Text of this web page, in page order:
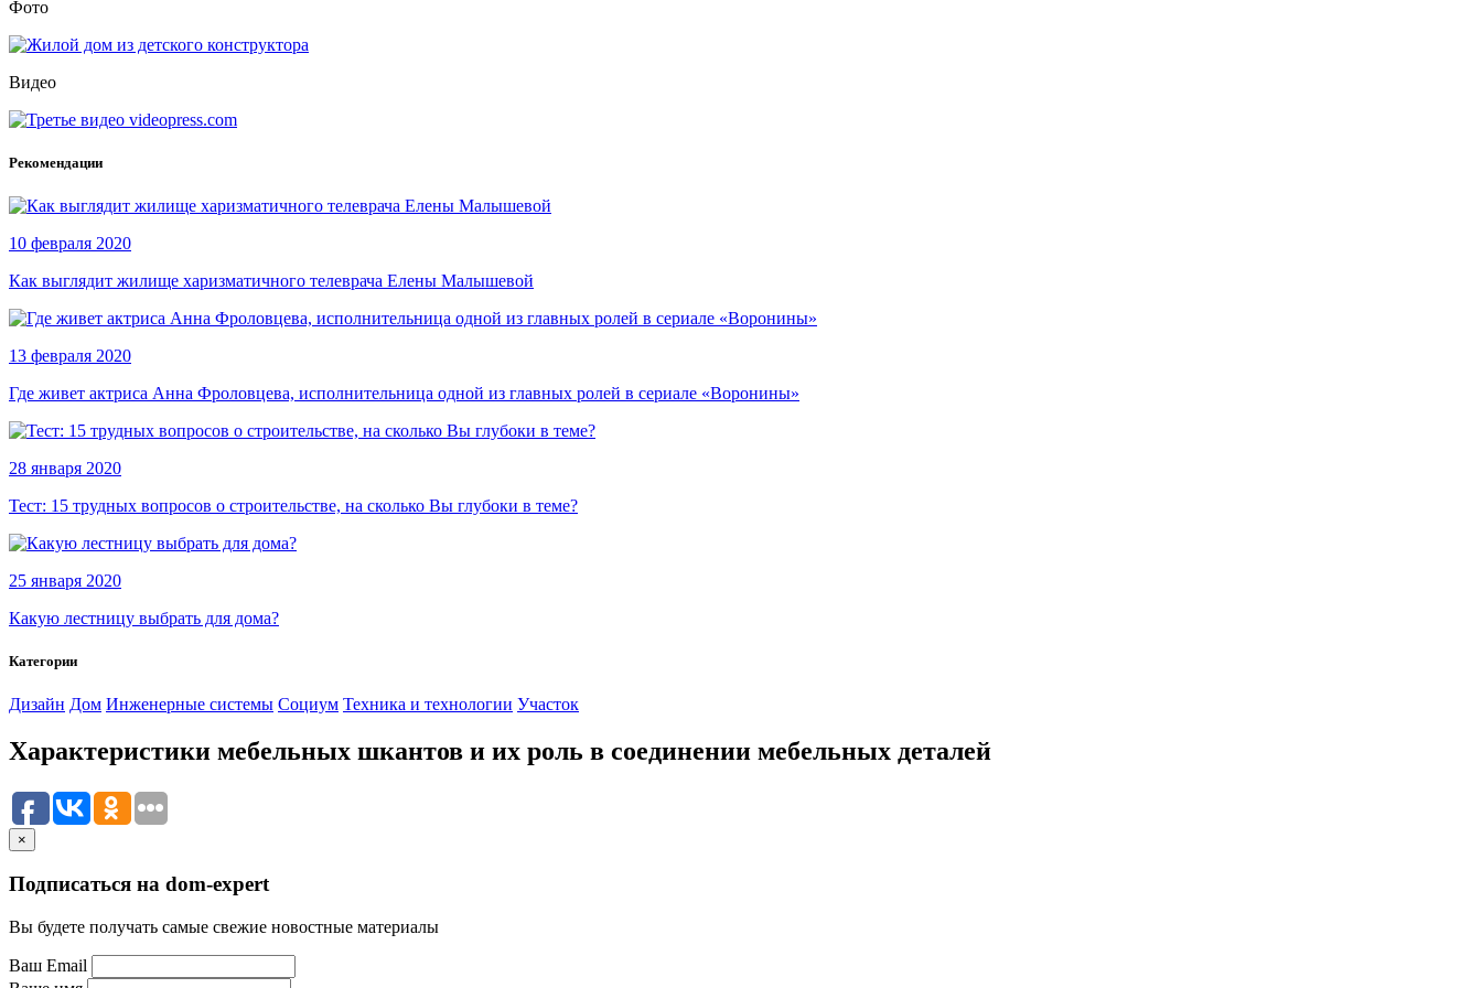
Фото
Видео
Рекомендации
10 февраля 2020
Как выглядит жилище харизматичного телеврача Елены Малышевой
13 февраля 2020
Где живет актриса Анна Фроловцева, исполнительница одной из главных ролей в сериале «Воронины»
28 января 2020
Тест: 15 трудных вопросов о строительстве, на сколько Вы глубоки в теме?
25 января 2020
Какую лестницу выбрать для дома?
Категории
Дизайн Дом Инженерные системы Социум Техника и технологии Участок
Характеристики мебельных шкантов и их роль в соединении мебельных деталей
×
Подписаться на dom-expert
Вы будете получать самые свежие новостные материалы
Ваш Email